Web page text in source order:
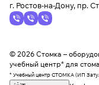
г. Ростов-на-Дону, пр.
© 2026 Стомка –
учебный центр* для
* Учебный центр СТОМКА (ИП